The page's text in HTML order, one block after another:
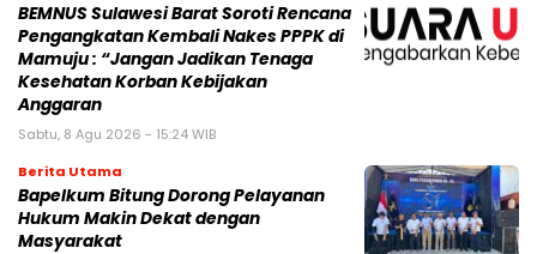
BEMNUS Sulawesi Barat Soroti Rencana
Pengangkatan Kembali Nakes PPPK di
Mamuju : “Jangan Jadikan Tenaga
Kesehatan Korban Kebijakan
Anggaran
Sabtu, 8 Agu 2026 - 15:24 WIB
Berita Utama
Bapelkum Bitung Dorong Pelayanan
Hukum Makin Dekat dengan
Masyarakat